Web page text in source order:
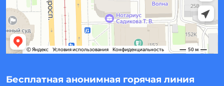
Бесплатная анонимная горячая линия